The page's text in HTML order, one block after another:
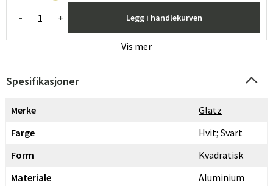
- + Legg i handlekurven
Vis mer
Spesifikasjoner
Merke
Glatz
Farge
Hvit; Svart
Form
Kvadratisk
Materiale
Aluminium